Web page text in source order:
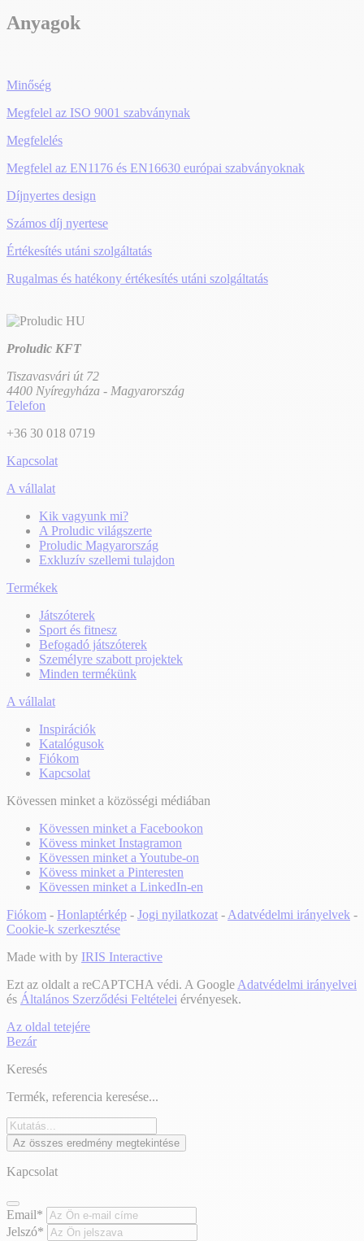
Anyagok
Minőség
Megfelel az ISO 9001 szabványnak
Megfelelés
Megfelel az EN1176 és EN16630 európai szabványoknak
Díjnyertes design
Számos díj nyertese
Értékesítés utáni szolgáltatás
Rugalmas és hatékony értékesítés utáni szolgáltatás
Proludic KFT
Tiszavasvári út 72
4400 Nyíregyháza - Magyarország
Telefon
+36 30 018 0719
Kapcsolat
A vállalat
Kik vagyunk mi?
A Proludic világszerte
Proludic Magyarország
Exkluzív szellemi tulajdon
Termékek
Játszóterek
Sport és fitnesz
Befogadó játszóterek
Személyre szabott projektek
Minden termékünk
A vállalat
Inspirációk
Katalógusok
Fiókom
Kapcsolat
Kövessen minket a közösségi médiában
Kövessen minket a Facebookon
Kövess minket Instagramon
Kövessen minket a Youtube-on
Kövess minket a Pinteresten
Kövessen minket a LinkedIn-en
Fiókom - Honlaptérkép - Jogi nyilatkozat - Adatvédelmi irányelvek -
Cookie-k szerkesztése
Made with by IRIS Interactive
Ezt az oldalt a reCAPTCHA védi. A Google Adatvédelmi irányelvei
és Általános Szerződési Feltételei érvényesek.
Az oldal tetejére
Bezár
Keresés
Termék, referencia keresése...
Az összes eredmény megtekintése
Kapcsolat
Email*
Jelszó*